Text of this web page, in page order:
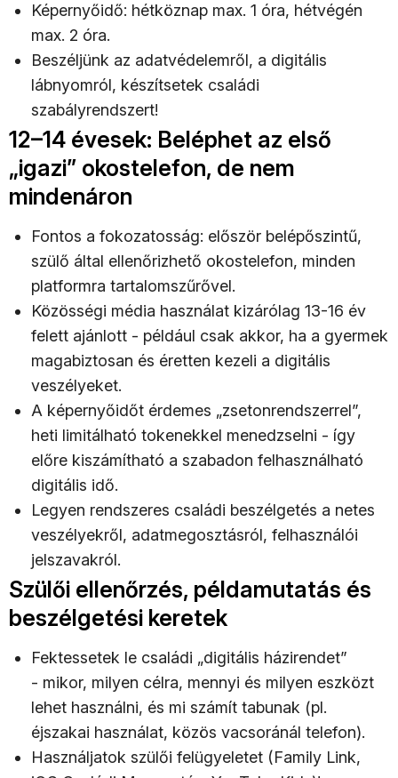
Képernyőidő: hétköznap max. 1 óra, hétvégén
max. 2 óra.
Beszéljünk az adatvédelemről, a digitális
lábnyomról, készítsetek családi
szabályrendszert!
12–14 évesek: Beléphet az első
„igazi” okostelefon, de nem
mindenáron
Fontos a fokozatosság: először belépőszintű,
szülő által ellenőrizhető okostelefon, minden
platformra tartalomszűrővel.
Közösségi média használat kizárólag 13-16 év
felett ajánlott - például csak akkor, ha a gyermek
magabiztosan és éretten kezeli a digitális
veszélyeket.
A képernyőidőt érdemes „zsetonrendszerrel”,
heti limitálható tokenekkel menedzselni - így
előre kiszámítható a szabadon felhasználható
digitális idő.
Legyen rendszeres családi beszélgetés a netes
veszélyekről, adatmegosztásról, felhasználói
jelszavakról.
Szülői ellenőrzés, példamutatás és
beszélgetési keretek
Fektessetek le családi „digitális házirendet”
- mikor, milyen célra, mennyi és milyen eszközt
lehet használni, és mi számít tabunak (pl.
éjszakai használat, közös vacsoránál telefon).
Használjatok szülői felügyeletet (Family Link,